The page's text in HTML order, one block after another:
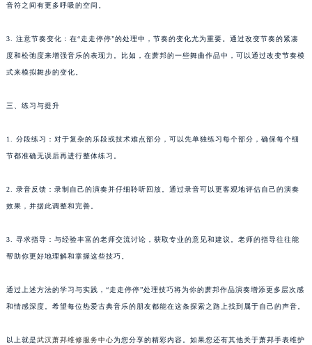
音符之间有更多呼吸的空间。
3. 注意节奏变化：在“走走停停”的处理中，节奏的变化尤为重要。通过改变节奏的紧凑
度和松弛度来增强音乐的表现力。比如，在萧邦的一些舞曲作品中，可以通过改变节奏模
式来模拟舞步的变化。
三、练习与提升
1. 分段练习：对于复杂的乐段或技术难点部分，可以先单独练习每个部分，确保每个细
节都准确无误后再进行整体练习。
2. 录音反馈：录制自己的演奏并仔细聆听回放。通过录音可以更客观地评估自己的演奏
效果，并据此调整和完善。
3. 寻求指导：与经验丰富的老师交流讨论，获取专业的意见和建议。老师的指导往往能
帮助你更好地理解和掌握这些技巧。
通过上述方法的学习与实践，“走走停停”处理技巧将为你的萧邦作品演奏增添更多层次感
和情感深度。希望每位热爱古典音乐的朋友都能在这条探索之路上找到属于自己的声音。
以上就是武汉萧邦维修服务中心为您分享的精彩内容。如果您还有其他关于萧邦手表维护